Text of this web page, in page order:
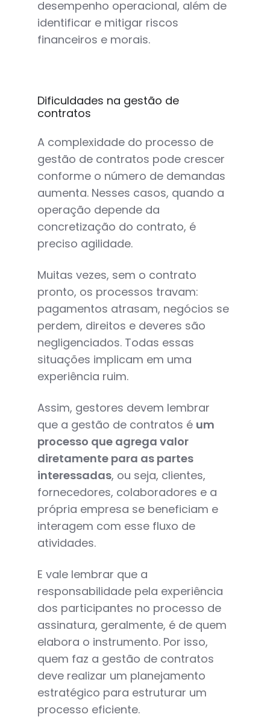
desempenho operacional, além de
identificar e mitigar riscos
financeiros e morais.
Dificuldades na gestão de
contratos
A complexidade do processo de
gestão de contratos pode crescer
conforme o número de demandas
aumenta. Nesses casos, quando a
operação depende da
concretização do contrato, é
preciso agilidade.
Muitas vezes, sem o contrato
pronto, os processos travam:
pagamentos atrasam, negócios se
perdem, direitos e deveres são
negligenciados. Todas essas
situações implicam em uma
experiência ruim.
Assim, gestores devem lembrar
que a gestão de contratos é um
processo que agrega valor
diretamente para as partes
interessadas, ou seja, clientes,
fornecedores, colaboradores e a
própria empresa se beneficiam e
interagem com esse fluxo de
atividades.
E vale lembrar que a
responsabilidade pela experiência
dos participantes no processo de
assinatura, geralmente, é de quem
elabora o instrumento. Por isso,
quem faz a gestão de contratos
deve realizar um planejamento
estratégico para estruturar um
processo eficiente.